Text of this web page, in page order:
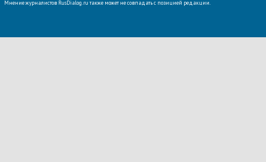
Мнение журналистов RusDialog.ru также может не совпадать с позицией редакции.